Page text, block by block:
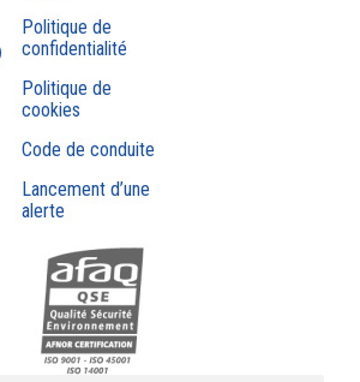
Politique de
confidentialité
Politique de
cookies
Code de conduite
Lancement d’une
alerte